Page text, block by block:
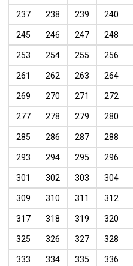
237 238 239 240
245 246 247 248
253 254 255 256
261 262 263 264
269 270 271 272
277 278 279 280
285 286 287 288
293 294 295 296
301 302 303 304
309 310 311 312
317 318 319 320
325 326 327 328
333 334 335 336